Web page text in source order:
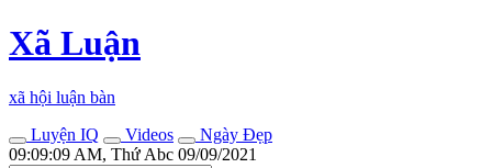
Xã Luận
xã hội luận bàn
Luyện IQ
Videos
Ngày Đẹp
09:09:09 AM, Thứ Abc 09/09/2021